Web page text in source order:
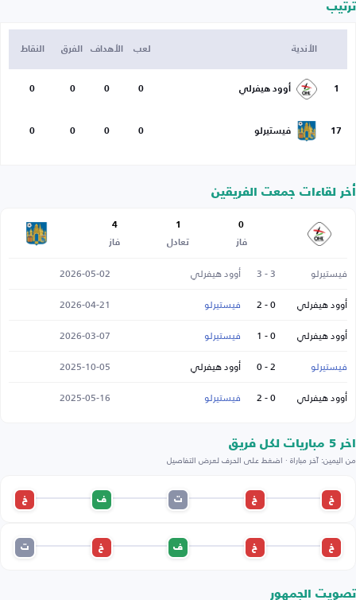
ترتيب
الأندية لعب الأهداف الفرق النقاط
1 أوود هيفرلي 0
0
0
0
17 فيستيرلو 0
0
0
0
أخر لقاءات جمعت الفريقين
0
فاز
1
تعادل
4
فاز
فيستيرلو 3 - 3 أوود هيفرلي
2026-05-02
أوود هيفرلي
0 - 2 فيستيرلو
2026-04-21
أوود هيفرلي
0 - 1 فيستيرلو
2026-03-07
فيستيرلو
2 - 0 أوود هيفرلي
2025-10-05
أوود هيفرلي
0 - 2 فيستيرلو 2025-05-16
اخر 5 مباريات لكل فريق
من اليمين: آخر مباراة · اضغط على الحرف لعرض التفاصيل
خ خ ت ف خ
خ خ ف خ ت
تصويت الجمهور